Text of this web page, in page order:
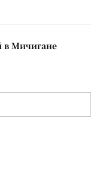
в Мичигане